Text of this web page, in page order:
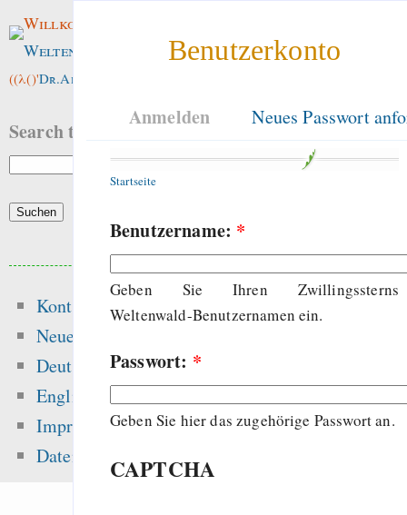
Benutzerkonto
Anmelden Neues Passwort
Startseite
Benutzername: *
Geben Sie Ihren Zwillingssterns
Weltenwald-Benutzernamen ein.
Passwort: *
Geben Sie hier das zugehörige Passwort an.
CAPTCHA
Willkommen im
Weltenwald
((λ()'Dr.ArneBab
Search this site:
Kontakt
Neue Inhalte
Deutsch
English
Impressum
Datenschutz
Beliebte Inhalte
Heute:
gefährliche Drogen
Gentoo auf